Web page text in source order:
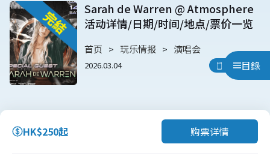
目錄
Sarah de Warren @ Atmosphere
活动详情/日期/时间/地点/票价一览
首页 玩乐情报 演唱会
2026.03.04 用App睇
HK$250起 购票详情